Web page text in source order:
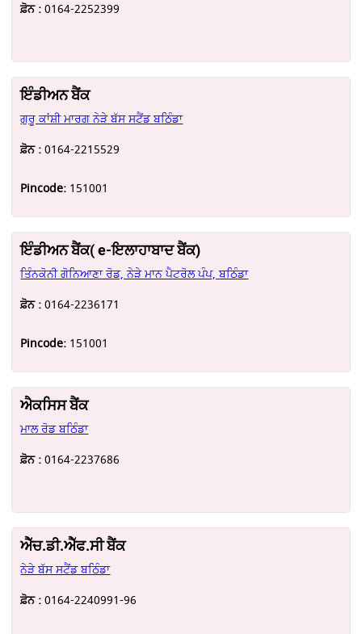
ਫ਼ੋਨ :0164-2252399
ਇੰਡੀਅਨ ਬੈਂਕ
ਗੁਰੂ ਕਾਂਸ਼ੀ ਮਾਰਗ ਨੇੜੇ ਬੱਸ ਸਟੈਂਡ ਬਠਿੰਡਾ
ਫ਼ੋਨ :0164-2215529
Pincode: 151001
ਇੰਡੀਅਨ ਬੈਂਕ( e-ਇਲਾਹਾਬਾਦ ਬੈਂਕ)
ਤਿੰਨਕੋਨੀ ਗੋਨਿਆਣਾ ਰੋਡ, ਨੇੜੇ ਮਾਨ ਪੈਟਰੋਲ ਪੰਪ, ਬਠਿੰਡਾ
ਫ਼ੋਨ :0164-2236171
Pincode: 151001
ਐਕਸਿਸ ਬੈਂਕ
ਮਾਲ ਰੋਡ ਬਠਿੰਡਾ
ਫ਼ੋਨ :0164-2237686
ਐੱਚ.ਡੀ.ਐੱਫ.ਸੀ ਬੈਂਕ
ਨੇੜੇ ਬੱਸ ਸਟੈਂਡ ਬਠਿੰਡਾ
ਫ਼ੋਨ :0164-2240991-96